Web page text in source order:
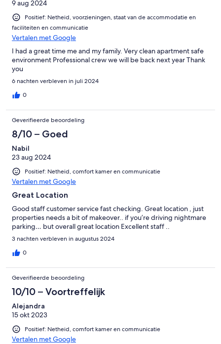
9 aug 2024
Positief: Netheid, voorzieningen, staat van de accommodatie en
faciliteiten en communicatie
Vertalen met Google
I had a great time me and my family. Very clean apartment safe
environment Professional crew we will be back next year Thank
you
6 nachten verbleven in juli 2024
0
Geverifieerde beoordeling
8/10 – Goed
Nabil
23 aug 2024
Positief: Netheid, comfort kamer en communicatie
Vertalen met Google
Great Location
Good staff customer service fast checking. Great location , just
properties needs a bit of makeover.. if you’re driving nightmare
parking… but overall great location Excellent staff ..
3 nachten verbleven in augustus 2024
0
Geverifieerde beoordeling
10/10 – Voortreffelijk
Alejandra
15 okt 2023
Positief: Netheid, comfort kamer en communicatie
Vertalen met Google